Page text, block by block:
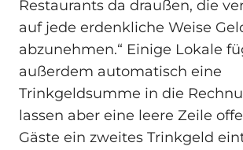
Restaurants da draußen, die
auf jede erdenkliche Weise
abzunehmen.“ Einige Lokale
außerdem automatisch eine
Trinkgeldsumme in die
lassen aber eine leere Zeile
Gäste ein zweites Trinkgeld